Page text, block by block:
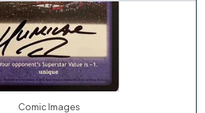
Comic Images